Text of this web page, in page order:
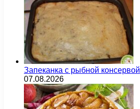
Запеканка с рыбной консервой
07.08.2026